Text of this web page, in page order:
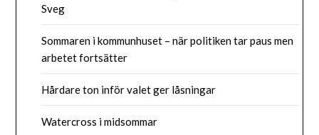
Sveg
Sommaren i kommunhuset – när politiken tar paus men
arbetet fortsätter
Hårdare ton inför valet ger låsningar
Watercross i midsommar